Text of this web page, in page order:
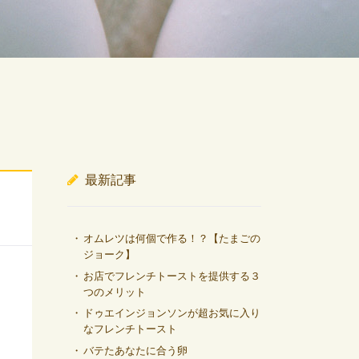
最新記事
オムレツは何個で作る！？【たまごの
ジョーク】
お店でフレンチトーストを提供する３
つのメリット
ドゥエインジョンソンが超お気に入り
なフレンチトースト
バテたあなたに合う卵